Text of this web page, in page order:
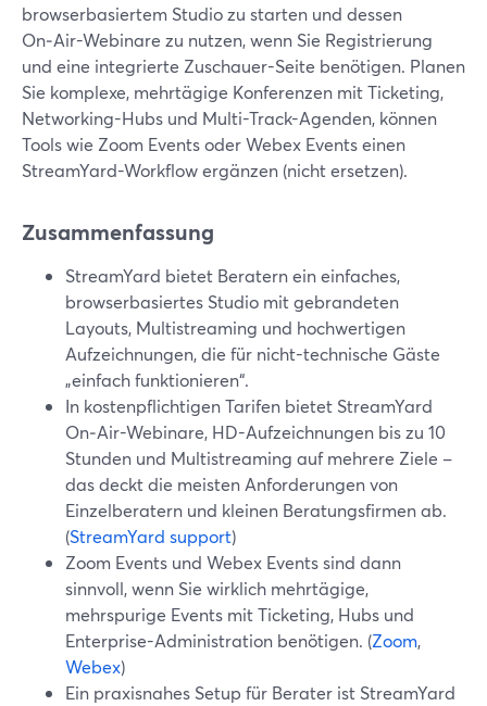
browserbasiertem Studio zu starten und dessen
On‑Air-Webinare zu nutzen, wenn Sie Registrierung
und eine integrierte Zuschauer-Seite benötigen. Planen
Sie komplexe, mehrtägige Konferenzen mit Ticketing,
Networking-Hubs und Multi-Track-Agenden, können
Tools wie Zoom Events oder Webex Events einen
StreamYard-Workflow ergänzen (nicht ersetzen).
Zusammenfassung
StreamYard bietet Beratern ein einfaches,
browserbasiertes Studio mit gebrandeten
Layouts, Multistreaming und hochwertigen
Aufzeichnungen, die für nicht-technische Gäste
„einfach funktionieren“.
In kostenpflichtigen Tarifen bietet StreamYard
On‑Air-Webinare, HD-Aufzeichnungen bis zu 10
Stunden und Multistreaming auf mehrere Ziele –
das deckt die meisten Anforderungen von
Einzelberatern und kleinen Beratungsfirmen ab.
(StreamYard support)
Zoom Events und Webex Events sind dann
sinnvoll, wenn Sie wirklich mehrtägige,
mehrspurige Events mit Ticketing, Hubs und
Enterprise-Administration benötigen. (Zoom,
Webex)
Ein praxisnahes Setup für Berater ist StreamYard